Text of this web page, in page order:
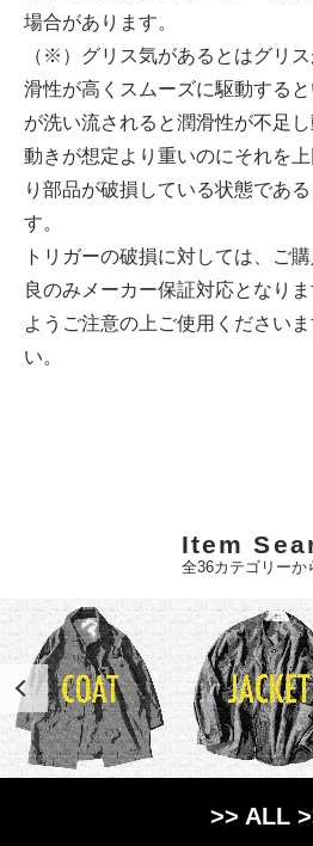
場合があります。
（※）グリス気があるとはグリ
滑性が高くスムーズに駆動する
が洗い流されると潤滑性が不足し
動きが想定より重いのにそれを
り部品が破損している状態であ
す。
トリガーの破損に対しては、ご
良のみメーカー保証対応となり
ようご注意の上ご使用ください
い。
Item
全36カテゴリーか
>> ALL